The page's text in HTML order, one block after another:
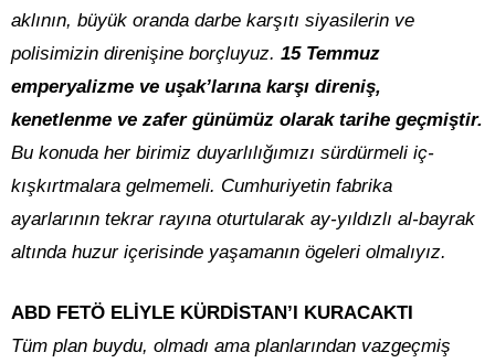
aklının, büyük oranda darbe karşıtı siyasilerin ve
polisimizin direnişine borçluyuz. 15 Temmuz
emperyalizme ve uşak’larına karşı direniş,
kenetlenme ve zafer günümüz olarak tarihe geçmiştir.
Bu konuda her birimiz duyarlılığımızı sürdürmeli iç-
kışkırtmalara gelmemeli. Cumhuriyetin fabrika
ayarlarının tekrar rayına oturtularak ay-yıldızlı al-bayrak
altında huzur içerisinde yaşamanın ögeleri olmalıyız.
ABD FETÖ ELİYLE KÜRDİSTAN’I KURACAKTI
Tüm plan buydu, olmadı ama planlarından vazgeçmiş